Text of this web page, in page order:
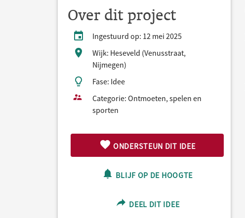
Over dit project
Ingestuurd op: 12 mei 2025
Wijk: Heseveld (Venusstraat,
Nijmegen)
Fase: Idee
Categorie: Ontmoeten, spelen en
sporten
ONDERSTEUN DIT IDEE
BLIJF OP DE HOOGTE
DEEL DIT IDEE